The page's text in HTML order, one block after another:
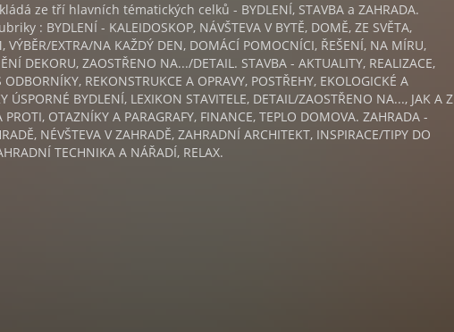
ze tří hlavních tématických celků - BYDLENÍ, STAVBA a ZAHRADA.
: BYDLENÍ - KALEIDOSKOP, NÁVŠTEVA V BYTĚ, DOMĚ, ZE SVĚTA,
VÝBĚR/EXTRA/NA KAŽDÝ DEN, DOMÁCÍ POMOCNÍCI, ŘEŠENÍ, NA MÍRU,
DEKORU, ZAOSTŘENO NA.../DETAIL. STAVBA - AKTUALITY, REALIZACE,
ODBORNÍKY, REKONSTRUKCE A OPRAVY, POSTŘEHY, EKOLOGICKÉ A
ÚSPORNÉ BYDLENÍ, LEXIKON STAVITELE, DETAIL/ZAOSTŘENO NA..., JAK A Z
PROTI, OTAZNÍKY A PARAGRAFY, FINANCE, TEPLO DOMOVA. ZAHRADA -
NÉVŠTEVA V ZAHRADĚ, ZAHRADNÍ ARCHITEKT, INSPIRACE/TIPY DO
TECHNIKA A NÁŘADÍ, RELAX.